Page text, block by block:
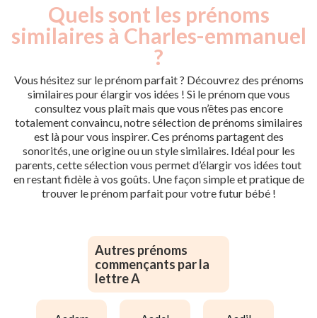
Quels sont les prénoms
similaires à Charles-emmanuel
?
Vous hésitez sur le prénom parfait ? Découvrez des prénoms
similaires pour élargir vos idées ! Si le prénom que vous
consultez vous plaît mais que vous n’êtes pas encore
totalement convaincu, notre sélection de prénoms similaires
est là pour vous inspirer. Ces prénoms partagent des
sonorités, une origine ou un style similaires. Idéal pour les
parents, cette sélection vous permet d’élargir vos idées tout
en restant fidèle à vos goûts. Une façon simple et pratique de
trouver le prénom parfait pour votre futur bébé !
Autres prénoms
commençants par la
lettre A